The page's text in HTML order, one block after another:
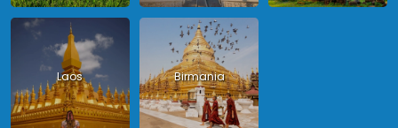
Laos Birmania